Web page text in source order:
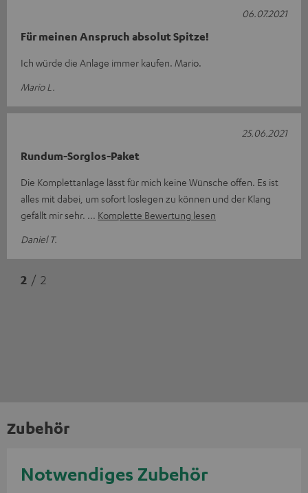
Für meinen Anspruch absolut Spitze!
Ich würde die Anlage immer kaufen. Mario.
Mario L.
06.07.2021
Rundum-Sorglos-Paket
Die Komplettanlage lässt für mich keine Wünsche offen. Es ist
alles mit dabei, um sofort loslegen zu können und der Klang
gefällt mir sehr.
Komplette Bewertung lesen
Daniel T.
25.06.2021
2 / 2
Zubehör
Notwendiges Zubehör